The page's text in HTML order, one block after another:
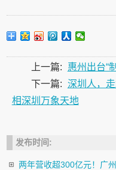
上一篇:
惠州出台“
下一篇: 深圳人，
相深圳万象天地
发布时间:
两年营收超300亿元！广州